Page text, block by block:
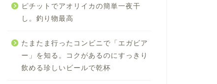
ピチットでアオリイカの簡単一夜干
し。釣り物最高
たまたま行ったコンビニで「エガビア
ー」を知る。コクがあるのにすっきり
飲める珍しいビールで乾杯